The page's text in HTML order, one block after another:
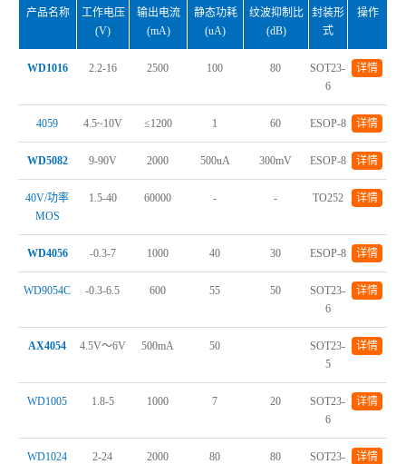
产品名称
工作电压
(V)
输出电流
(mA)
静态功耗
(uA)
纹波抑制比
(dB)
封装形
式
操作
WD1016 2.2-16 2500 100 80
SOT23-
6
详情
4059 4.5~10V ≤1200 1 60 ESOP-8 详情
WD5082 9-90V 2000 500uA 300mV ESOP-8 详情
40V/功率
MOS
1.5-40 60000 - - TO252 详情
WD4056 -0.3-7 1000 40 30 ESOP-8 详情
WD9054C -0.3-6.5 600 55 50
SOT23-
6
详情
AX4054 4.5V～6V 500mA 50
SOT23-
5
详情
WD1005 1.8-5 1000 7 20
SOT23-
6
详情
WD1024 2-24 2000 80 80
SOT23-
详情